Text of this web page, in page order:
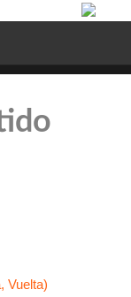
Vuelta)